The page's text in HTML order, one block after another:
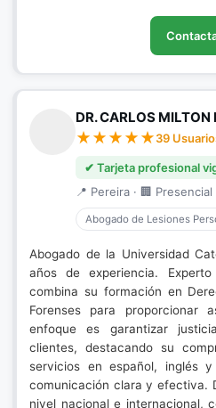
DR. CARLOS MILTON
39
✔ Tarjeta profesional
📍 Pereira · 🏢
Abogado de Lesiones
Abogado de la Universidad
años de experiencia.
combina su formación en
Forenses para proporcionar
enfoque es garantizar
clientes, destacando su
servicios en español, inglés
comunicación clara y efectiva.
nivel nacional e internacional,